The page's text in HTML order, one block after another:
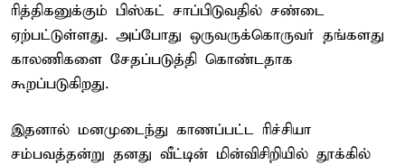
ரித்திகனுக்கும் பிஸ்கட் சாப்பிடுவதில் சண்டை
ஏற்பட்டுள்ளது. அப்போது ஒருவருக்கொருவர் தங்களது
காலணிகளை சேதப்படுத்தி கொண்டதாக
கூறப்படுகிறது.
இதனால் மனமுடைந்து காணப்பட்ட ரிச்சியா
சம்பவத்தன்று தனது வீட்டின் மின்விசிறியில் தூக்கில்